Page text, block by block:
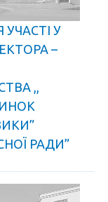
У
–
,,
РАДИ”